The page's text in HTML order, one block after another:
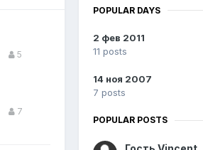
5
7
POPULAR DAYS
2 фев 2011
11 posts
14 ноя 2007
7 posts
POPULAR POSTS